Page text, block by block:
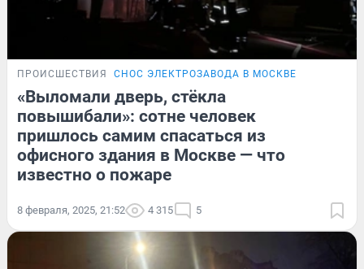
ПРОИСШЕСТВИЯ СНОС ЭЛЕКТРОЗАВОДА В МОСКВЕ
«Выломали дверь, стёкла
повышибали»: сотне человек
пришлось самим спасаться из
офисного здания в Москве — что
известно о пожаре
8 февраля, 2025, 21:52 4 315 5